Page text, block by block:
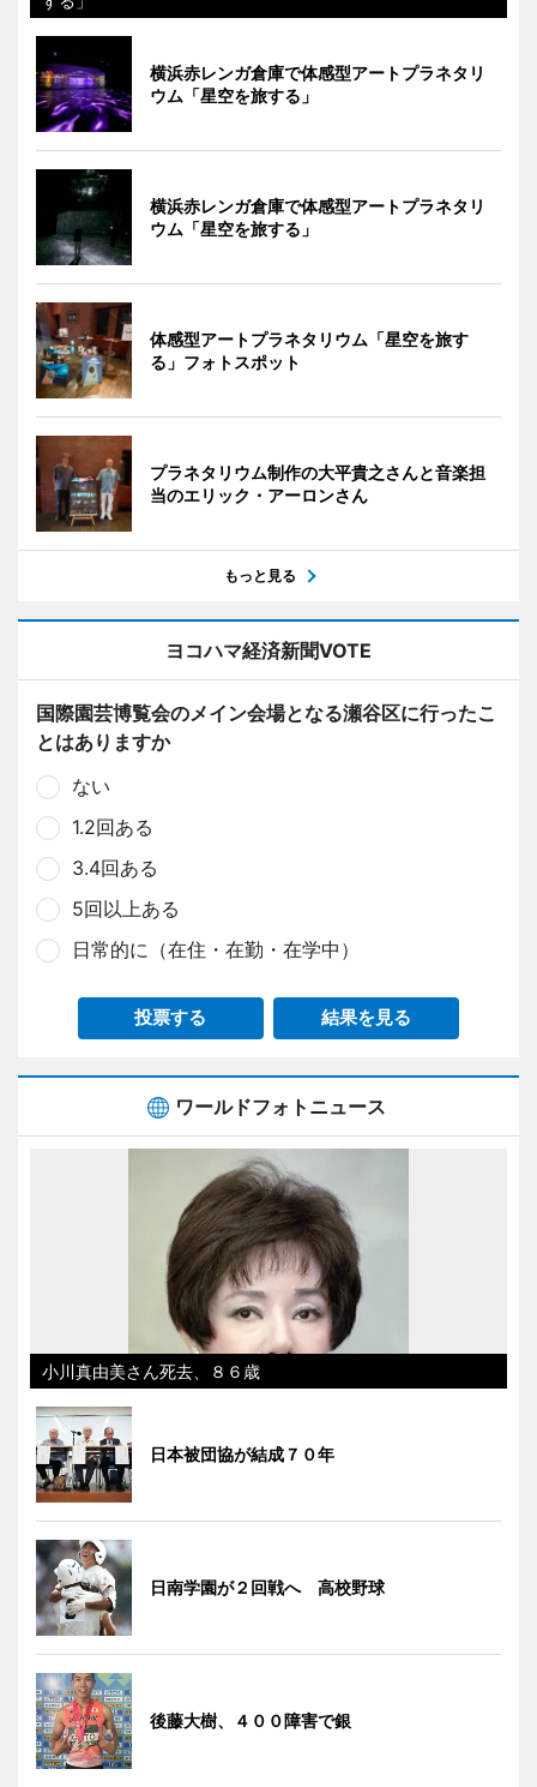
横浜赤レンガ倉庫で体感型アートプラネタリ
ウム「星空を旅する」
横浜赤レンガ倉庫で体感型アートプラネタリ
ウム「星空を旅する」
体感型アートプラネタリウム「星空を旅す
る」フォトスポット
プラネタリウム制作の大平貴之さんと音楽担
当のエリック・アーロンさん
もっと見る
ヨコハマ経済新聞VOTE
国際園芸博覧会のメイン会場となる瀬谷区に行ったこ
とはありますか
ない
1.2回ある
3.4回ある
5回以上ある
日常的に（在住・在勤・在学中）
投票する 結果を見る
ワールドフォトニュース
小川真由美さん死去、８６歳
日本被団協が結成７０年
日南学園が２回戦へ 高校野球
後藤大樹、４００障害で銀